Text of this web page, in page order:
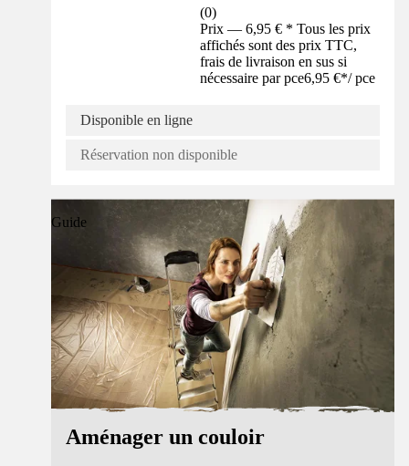
(0)
Prix — 6,95 € * Tous les prix
affichés sont des prix TTC,
frais de livraison en sus si
nécessaire par pce6,95 €*/ pce
Disponible en ligne
Réservation non disponible
Guide
Aménager un couloir